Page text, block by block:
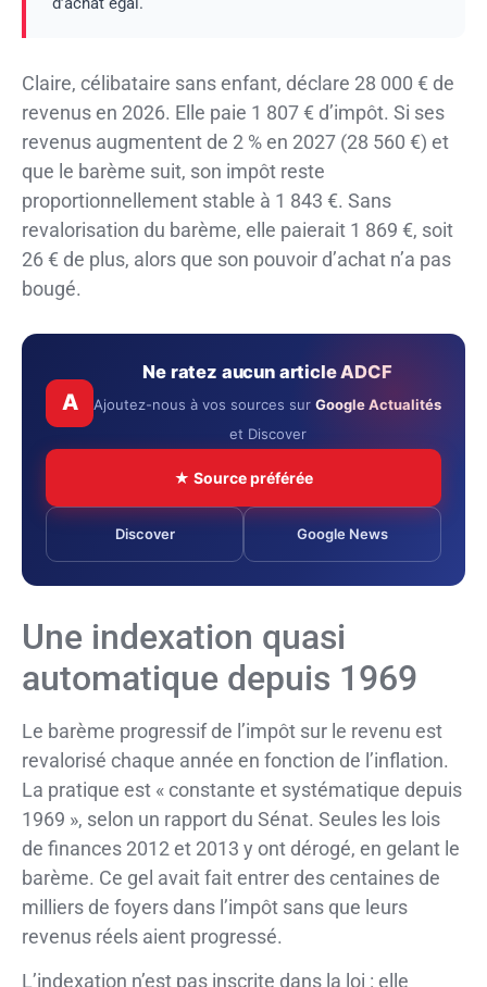
Claire, célibataire sans enfant, déclare 28 000 € de
revenus en 2026. Elle paie 1 807 € d’impôt. Si ses
revenus augmentent de 2 % en 2027 (28 560 €) et
que le barème suit, son impôt reste
proportionnellement stable à 1 843 €. Sans
revalorisation du barème, elle paierait 1 869 €, soit
26 € de plus, alors que son pouvoir d’achat n’a pas
bougé.
A
Ne ratez aucun article ADCF
Ajoutez-nous à vos sources sur Google Actualités
et Discover
★ Source préférée
Discover Google News
Une indexation quasi
automatique depuis 1969
Le barème progressif de l’impôt sur le revenu est
revalorisé chaque année en fonction de l’inflation.
La pratique est « constante et systématique depuis
1969 », selon un rapport du Sénat. Seules les lois
de finances 2012 et 2013 y ont dérogé, en gelant le
barème. Ce gel avait fait entrer des centaines de
milliers de foyers dans l’impôt sans que leurs
revenus réels aient progressé.
L’indexation n’est pas inscrite dans la loi : elle